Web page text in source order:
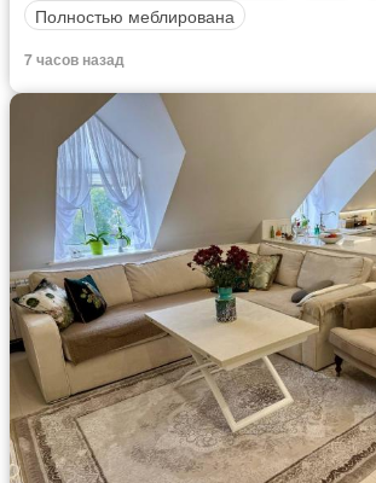
Полностью меблирована
7 часов назад